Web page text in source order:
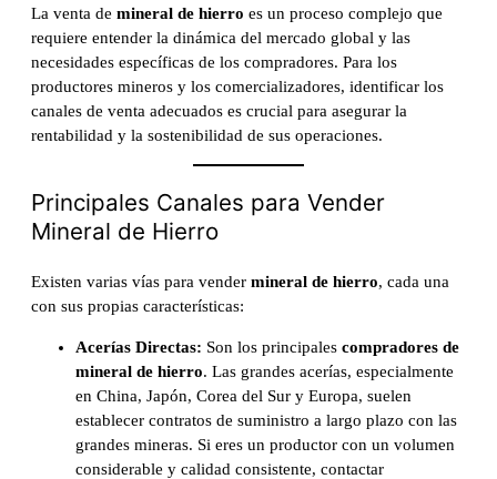
La venta de mineral de hierro es un proceso complejo que
requiere entender la dinámica del mercado global y las
necesidades específicas de los compradores. Para los
productores mineros y los comercializadores, identificar los
canales de venta adecuados es crucial para asegurar la
rentabilidad y la sostenibilidad de sus operaciones.
Principales Canales para Vender
Mineral de Hierro
Existen varias vías para vender mineral de hierro, cada una
con sus propias características:
Acerías Directas: Son los principales compradores de
mineral de hierro. Las grandes acerías, especialmente
en China, Japón, Corea del Sur y Europa, suelen
establecer contratos de suministro a largo plazo con las
grandes mineras. Si eres un productor con un volumen
considerable y calidad consistente, contactar